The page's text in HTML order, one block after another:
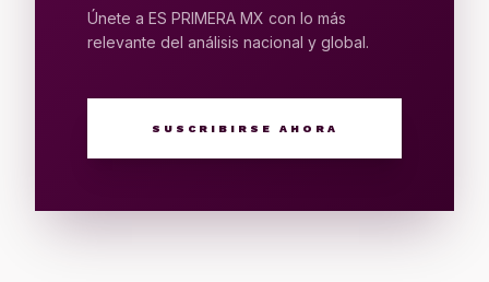
Únete a ES PRIMERA MX con lo más
relevante del análisis nacional y global.
SUSCRIBIRSE AHORA